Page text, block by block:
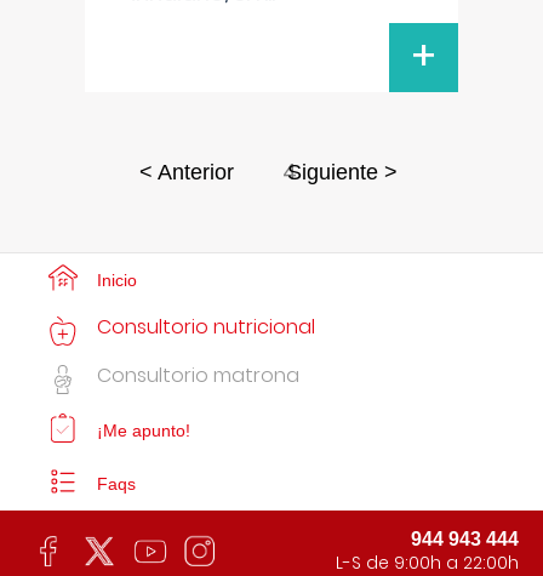
+
< Anterior 4
Siguiente >
Inicio
Consultorio nutricional
Consultorio matrona
¡Me apunto!
Faqs
944 943 444
L-S de 9:00h a 22:00h